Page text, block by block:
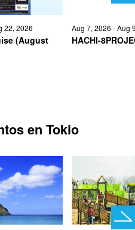
22, 2026
(August
Aug 7, 2026 - Aug
HACHI-
en Tokio